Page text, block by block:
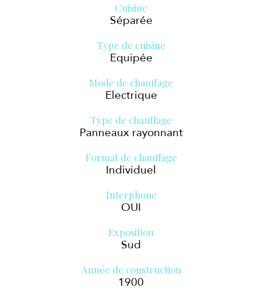
Cuisine
Séparée
Type de cuisine
Equipée
Mode de chauffage
Electrique
Type de chauffage
Panneaux rayonnant
Format de chauffage
Individuel
Interphone
OUI
Exposition
Sud
Année de construction
1900